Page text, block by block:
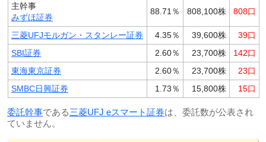
主幹事
みずほ証券
88.71％ 808,100株 808口
三菱UFJモルガン・スタンレー証券 4.35％ 39,600株
39口
SBI証券
2.60％ 23,700株
142口
東海東京証券
2.60％ 23,700株
23口
SMBC日興証券
1.73％ 15,800株 15口
委託幹事である三菱UFJ eスマート証券は、委託数が公表され
ていません。